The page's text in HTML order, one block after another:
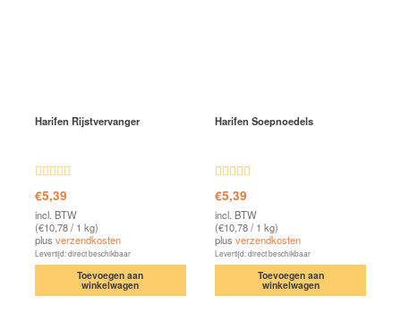
Harifen Rijstvervanger
Waardering
4.74uit 5
€5,39
incl. BTW
(€10,78/ 1 kg)
plus verzendkosten
Levertijd: direct beschikbaar
Toevoegen aan
winkelwagen
Harifen Soepnoedels
Waardering
4.84uit 5
€5,39
incl. BTW
(€10,78/ 1 kg)
plus verzendkosten
Levertijd: direct beschikbaar
Toevoegen aan
winkelwagen